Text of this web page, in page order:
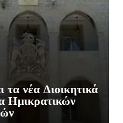
τα νέα Διοικητικά
Ημικρατικών